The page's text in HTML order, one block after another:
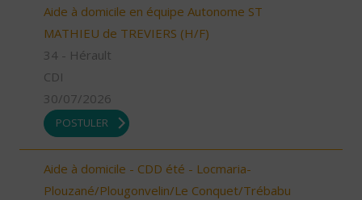
Aide à domicile en équipe Autonome ST
MATHIEU de TREVIERS (H/F)
34 - Hérault
CDI
30/07/2026
POSTULER
Aide à domicile - CDD été - Locmaria-
Plouzané/Plougonvelin/Le Conquet/Trébabu